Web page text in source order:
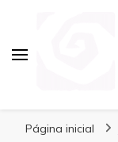
Página inicial